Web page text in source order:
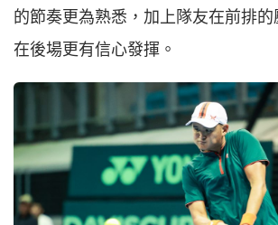
的節奏更為熟悉，加上隊友在前排
在後場更有信心發揮。